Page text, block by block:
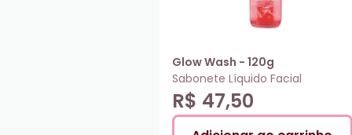
Glow Wash - 120g
Sabonete Líquido Facial
R$ 47,50